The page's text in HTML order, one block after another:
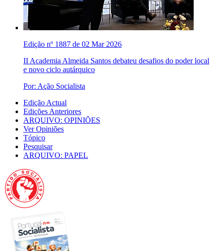
Edição nº 1887 de 02 Mar 2026
II Academia Almeida Santos debateu desafios do poder local
e novo ciclo autárquico
Por: Ação Socialista
Edição Actual
Edições Anteriores
ARQUIVO: OPINIÕES
Ver Opiniões
Tópico
Pesquisar
ARQUIVO: PAPEL